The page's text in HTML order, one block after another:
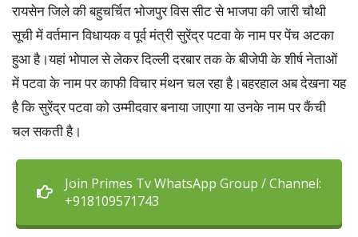
रायसेन जिले की बहुचर्चित भोजपुर विस सीट से भाजपा की जारी चौथी
सूची में वर्तमान विधायक व पूर्व मंत्री सुरेंद्र पटवा के नाम पर पेंच अटका
हुआ है।यहां भोपाल से लेकर दिल्ली दरबार तक के बीजेपी के शीर्ष नेताओं
में पटवा के नाम पर काफी विचार मंथन चल रहा है।बहरहाल अब देखना यह
है कि सुरेंद्र पटवा को उम्मीदवार बनाया जाएगा या उनके नाम पर कैंची
चल सकती है।
Join Primes Tv WhatsApp Group / Channel:
+918109571743